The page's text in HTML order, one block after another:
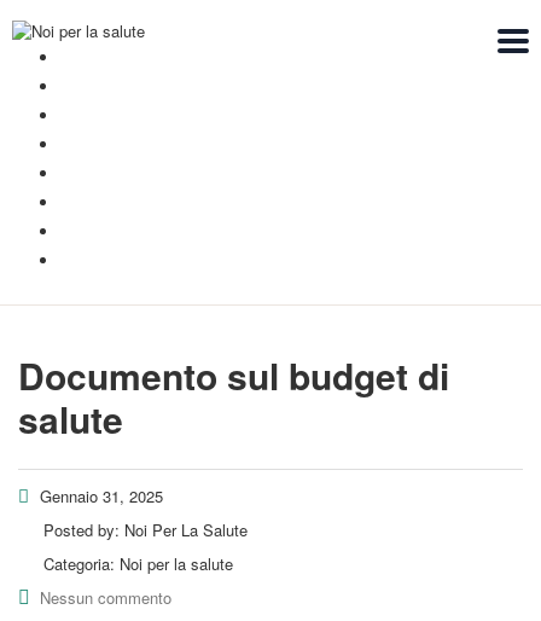
Documento sul budget di
salute
Gennaio 31, 2025
Posted by: Noi Per La Salute
Categoria: Noi per la salute
Nessun commento